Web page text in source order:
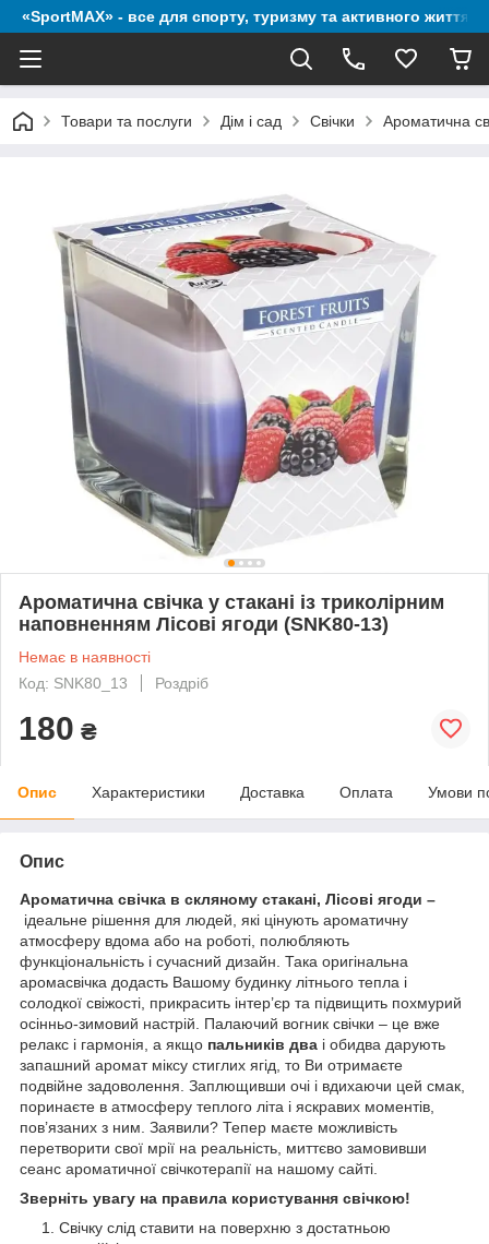
«SportMAX» - все для спорту, туризму та активного життя
Товари та послуги Дім і сад Свічки Ароматична
Ароматична свічка у стакані із триколірним
наповненням Лісові ягоди (SNK80-13)
Немає в наявності
Код: SNK80_13
Роздріб
180 ₴
Опис Характеристики Доставка Оплата Умови
Опис
Ароматична свічка в скляному стакані, Лісові ягоди –
ідеальне рішення для людей, які цінують ароматичну
атмосферу вдома або на роботі, полюбляють
функціональність і сучасний дизайн. Така оригінальна
аромасвічка додасть Вашому будинку літнього тепла і
солодкої свіжості, прикрасить інтер’єр та підвищить похмурий
осінньо-зимовий настрій. Палаючий вогник свічки – це вже
релакс і гармонія, а якщо пальників два і обидва дарують
запашний аромат міксу стиглих ягід, то Ви отримаєте
подвійне задоволення. Заплющивши очі і вдихаючи цей смак,
поринаєте в атмосферу теплого літа і яскравих моментів,
пов’язаних з ним. Заявили? Тепер маєте можливість
перетворити свої мрії на реальність, миттєво замовивши
сеанс ароматичної свічкотерапії на нашому сайті.
Зверніть увагу на правила користування свічкою!
Свічку слід ставити на поверхню з достатньою